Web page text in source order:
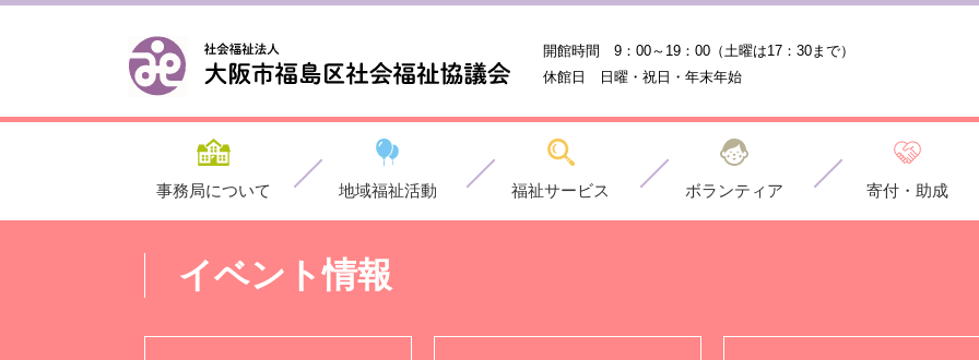
開館時間 9：00～19：00 （土曜は17：30まで）
休館日 日曜・祝日・年末年始
事務局について 地域福祉活動 福祉サービス ボランティア 寄付・助成
イベント情報